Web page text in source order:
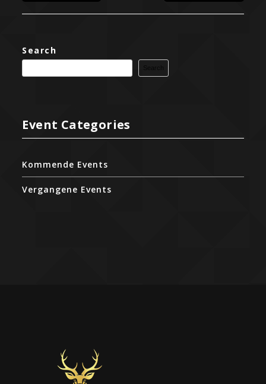
Search
Event Categories
Kommende Events
Vergangene Events